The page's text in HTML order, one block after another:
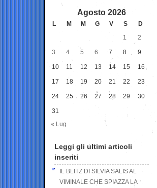
Agosto 2026
L M M G V S
D
1
2
3 4 5 6 7 8 9
10 11 12 13 14 15 16
17 18 19 20 21 22 23
24 25 26 27 28 29 30
31
« Lug
Leggi gli ultimi articoli
inseriti
IL BLITZ DI SILVIA SALIS AL
VIMINALE CHE SPIAZZA LA